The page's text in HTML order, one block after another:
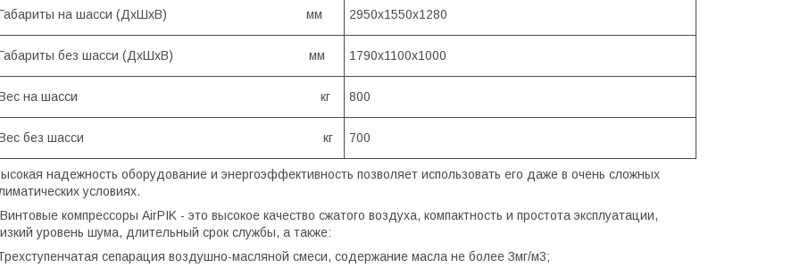
на шасси (ДхШхВ) мм 2950х1550х1280
без шасси (ДхШхВ) мм 1790х1100х1000
на шасси кг 800
без шасси кг 700
надежность оборудование и энергоэффективность позволяет использовать его даже в очень сложных
условиях.
Винтовые компрессоры AirPIK - это высокое качество сжатого воздуха, компактность и простота эксплуатации,
уровень шума, длительный срок службы, а также:
сепарация воздушно-масляной смеси, содержание масла не более Змг/м3;